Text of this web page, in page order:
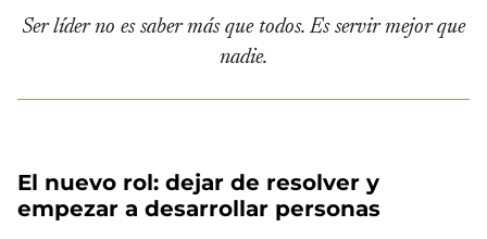
Ser líder no es saber más que todos. Es servir mejor que
nadie.
El nuevo rol: dejar de resolver y
empezar a desarrollar personas